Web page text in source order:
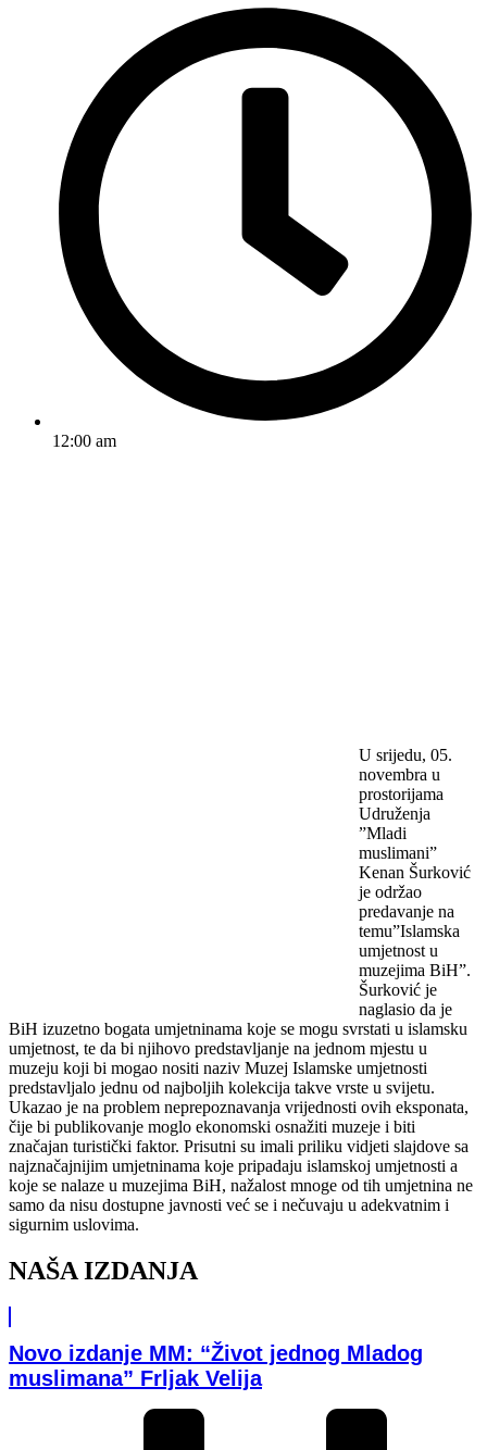
12:00 am
U srijedu, 05.
novembra u
prostorijama
Udruženja
”Mladi
muslimani”
Kenan Šurković
je održao
predavanje na
temu”Islamska
umjetnost u
muzejima BiH”.
Šurković je
naglasio da je
BiH izuzetno bogata umjetninama koje se mogu svrstati u islamsku
umjetnost, te da bi njihovo predstavljanje na jednom mjestu u
muzeju koji bi mogao nositi naziv Muzej Islamske umjetnosti
predstavljalo jednu od najboljih kolekcija takve vrste u svijetu.
Ukazao je na problem neprepoznavanja vrijednosti ovih eksponata,
čije bi publikovanje moglo ekonomski osnažiti muzeje i biti
značajan turistički faktor. Prisutni su imali priliku vidjeti slajdove sa
najznačajnijim umjetninama koje pripadaju islamskoj umjetnosti a
koje se nalaze u muzejima BiH, nažalost mnoge od tih umjetnina ne
samo da nisu dostupne javnosti već se i nečuvaju u adekvatnim i
sigurnim uslovima.
NAŠA IZDANJA
Novo izdanje MM: “Život jednog Mladog
muslimana” Frljak Velija